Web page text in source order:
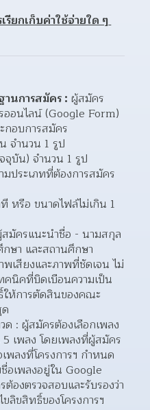
รียกเก็บค่าใช้จ่ายใด ๆ
นการสมัคร : ผู้สมัคร
อนไลน์ (Google Form)
อบการสมัคร
จำนวน 1 รูป
จุบัน) จำนวน 1 รูป
มประเภทที่ต้องการสมัคร
หรือ ขนาดไฟล์ไม่เกิน 1
มัครแนะนำชื่อ - นามสกุล
ษา และสถานศึกษา
เสียงและภาพที่ชัดเจน ไม่
คนิคที่บิดเบือนความเป็น
ห้การตัดสินของคณะ
ด : ผู้สมัครต้องเลือกเพลง
เพลง โดยเพลงที่ผู้สมัคร
พลงที่โครงการฯ กำหนด
อเพลงอยู่ใน Google
องตรวจสอบและรับรองว่า
ลิขสิทธิ์ของโครงการฯ